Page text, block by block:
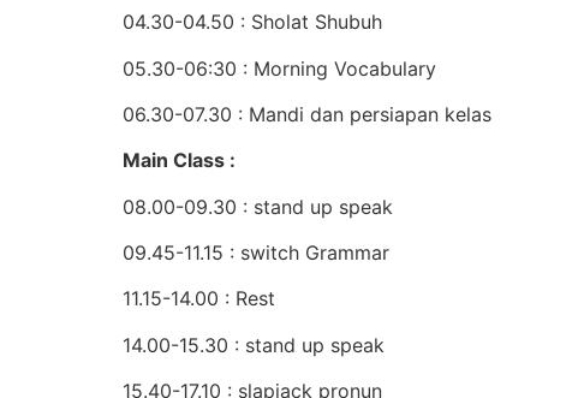
04.30-04.50 : Sholat Shubuh
05.30-06:30 : Morning Vocabulary
06.30-07.30 : Mandi dan persiapan kelas
Main Class :
08.00-09.30 : stand up speak
09.45-11.15 : switch Grammar
11.15-14.00 : Rest
14.00-15.30 : stand up speak
15.40-17.10 : slapjack pronun